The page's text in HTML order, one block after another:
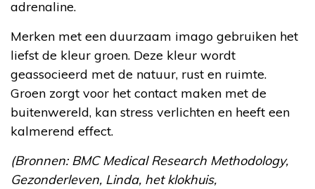
adrenaline.
Merken met een duurzaam imago gebruiken het
liefst de kleur groen. Deze kleur wordt
geassocieerd met de natuur, rust en ruimte.
Groen zorgt voor het contact maken met de
buitenwereld, kan stress verlichten en heeft een
kalmerend effect.
(Bronnen: BMC Medical Research Methodology,
Gezonderleven, Linda, het klokhuis,